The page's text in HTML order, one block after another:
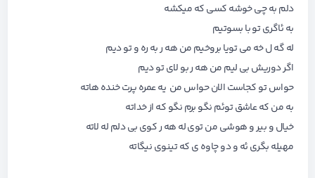
دلم به چی خوشه کسی که میکشه
به ئاگری تو با بسوتیم
له گه ل خه می تویا بروخیم من هه ر به ره و تو دیم
اگر دوریش بی لیم من هه ر بو لای تو دیم
حواس تو کجاست الان حواس من یه عمره پرت خنده هاته
به من که عاشق توئم نگو برم نگو که از خداته
خیال و بیر و هوشی من توی له هه ر کوی بی دلم له لاته
مهیله بگری ئه و دو چاوه ی که تینوی نیگاته